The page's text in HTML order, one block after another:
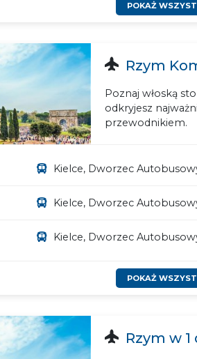
POKAŻ
Rzym
Poznaj włoską
odkryjesz
przewodnikiem.
Kielce, Dworzec
Kielce, Dworzec
Kielce, Dworzec
POKAŻ
Rzym w 1